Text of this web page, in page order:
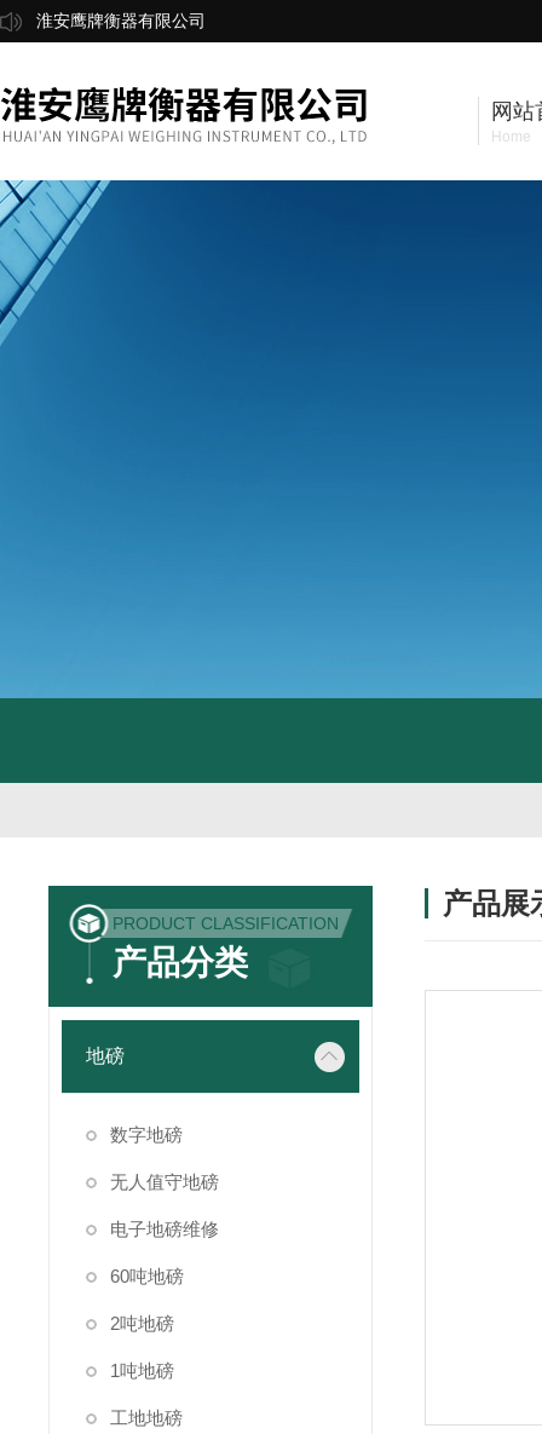
淮安鹰牌衡器有限公司
网站
Home
PRODUCT CLASSIFICATION
产品分类
地磅
数字地磅
无人值守地磅
电子地磅维修
60吨地磅
2吨地磅
1吨地磅
工地地磅
产品展